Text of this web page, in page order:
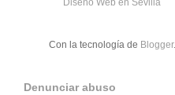
Con la tecnología de Blogger.
Denunciar abuso